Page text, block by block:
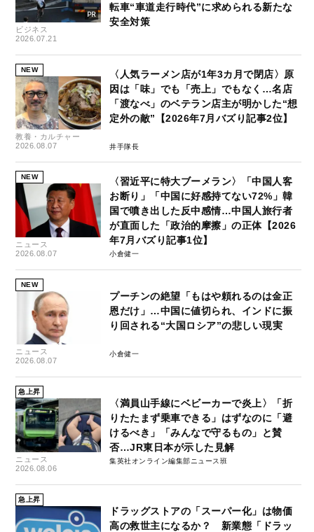
ビジネス
2026.07.21
転車“車道走行時代”に求められる新たな
安全対策
NEW
教養・カルチャー
2026.08.07
〈人気ラーメン店が1年3カ月で閉店〉原
因は「味」でも「売上」でもなく…名店
「渡なべ」のベテラン店主が明かした“想
定外の敵”【2026年7月バズり記事2位】
井手隊長
NEW
ニュース
2026.08.07
〈習近平に特大ブーメラン〉「中国人客
お断り」「中国に好感持てない72%」韓
国で噴き出した反中感情…中国人旅行者
が直面した「政治的摩擦」の正体【2026
年7月バズり記事1位】
小倉健一
NEW
ニュース
2026.08.07
プーチンの絶望「もはや頼れるのは金正
恩だけ」…中国に値切られ、インドに振
り回される“大国ロシア”の悲しい現実
小倉健一
急上昇
ニュース
2026.08.06
〈満員山手線にベビーカーで炎上〉「折
りたたまず乗車できる」はずなのに「避
けるべき」「みんなで守るもの」と賛
否…JR東日本が示した見解
集英社オンライン編集部ニュース班
急上昇
ドラッグストアの「スーパー化」は物価
高の救世主になるか？ 新業態「ドラッ